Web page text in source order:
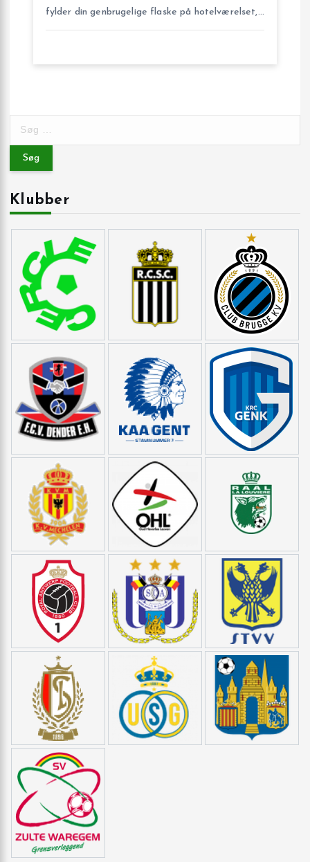
fylder din genbrugelige flaske på hotelværelset,…
e
t
e
r
Klubber